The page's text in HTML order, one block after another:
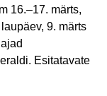
16.–17. märts,
9. märts
Esitatavate